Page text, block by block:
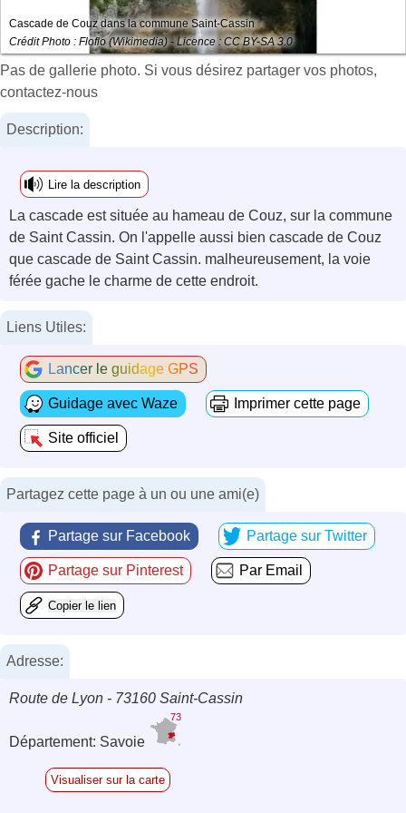
Cascade de Couz dans la commune Saint-Cassin
Crédit Photo : Floflo (Wikimedia) - Licence : CC BY-SA 3.0
Pas de gallerie photo. Si vous désirez partager vos photos,
contactez-nous
Description:
Lire la description
La cascade est située au hameau de Couz, sur la commune
de Saint Cassin. On l'appelle aussi bien cascade de Couz
que cascade de Saint Cassin. malheureusement, la voie
férée gache le charme de cette endroit.
Liens Utiles:
Lancer le guidage GPS
Guidage avec Waze Imprimer cette page
Site officiel
Partagez cette page à un ou une ami(e)
Partage sur Facebook Partage sur Twitter
Partage sur Pinterest Par Email
Copier le lien
Adresse:
Route de Lyon - 73160 Saint-Cassin
Département: Savoie
73
Visualiser sur la carte